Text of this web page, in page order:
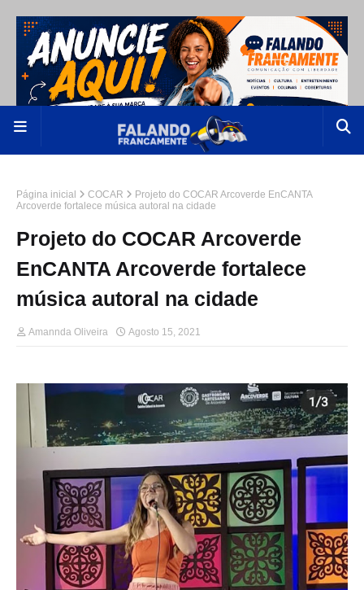
Página inicial COCAR
Projeto do COCAR Arcoverde EnCANTA
Arcoverde fortalece música autoral na cidade
Projeto do COCAR Arcoverde
EnCANTA Arcoverde fortalece
música autoral na cidade
Amannda Oliveira Agosto 15, 2021